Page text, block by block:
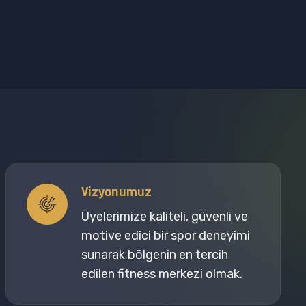
Vizyonumuz
Üyelerimize kaliteli, güvenli ve
motive edici bir spor deneyimi
sunarak bölgenin en tercih
edilen fitness merkezi olmak.